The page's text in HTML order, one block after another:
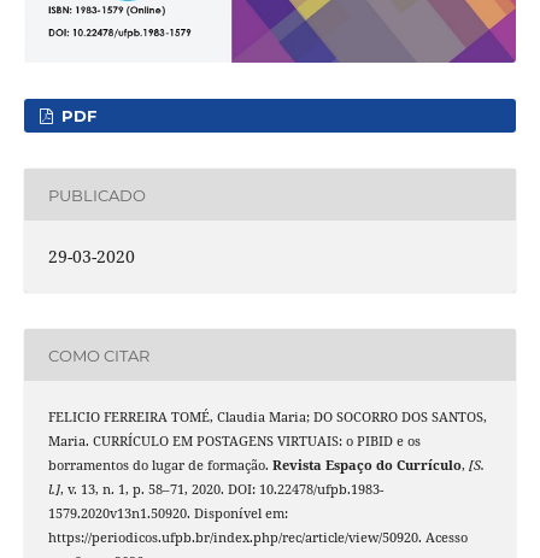
PDF
PUBLICADO
29-03-2020
COMO CITAR
FELICIO FERREIRA TOMÉ, Claudia Maria; DO SOCORRO DOS SANTOS,
Maria. CURRÍCULO EM POSTAGENS VIRTUAIS: o PIBID e os
borramentos do lugar de formação. Revista Espaço do Currículo, [S.
l.], v. 13, n. 1, p. 58–71, 2020. DOI: 10.22478/ufpb.1983-
1579.2020v13n1.50920. Disponível em:
https://periodicos.ufpb.br/index.php/rec/article/view/50920. Acesso